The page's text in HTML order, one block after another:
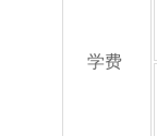
学费